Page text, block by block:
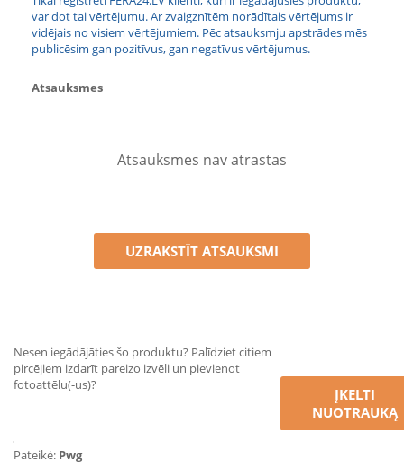
var dot tai vērtējumu. Ar zvaigznītēm norādītais vērtējums ir
vidējais no visiem vērtējumiem. Pēc atsauksmju apstrādes mēs
publicēsim gan pozitīvus, gan negatīvus vērtējumus.
Atsauksmes
Atsauksmes nav atrastas
UZRAKSTĪT ATSAUKSMI
Nesen iegādājāties šo produktu? Palīdziet citiem
pircējiem izdarīt pareizo izvēli un pievienot
fotoattēlu(-us)?
ĮKELTI
NUOTRAUKĄ
Pateikė: Pwg